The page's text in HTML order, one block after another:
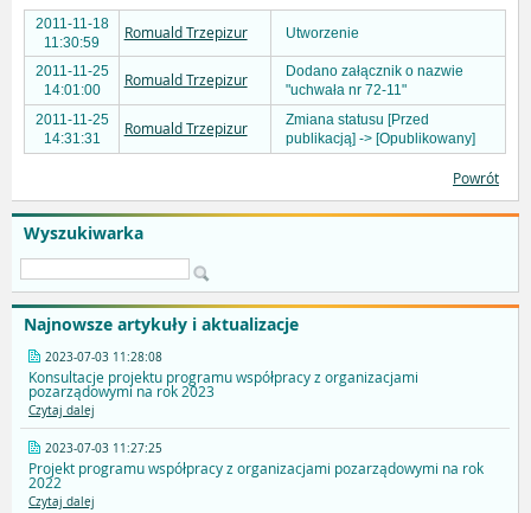
Wyszukiwarka
Najnowsze artykuły i aktualizacje
2023-07-03 11:28:08
Konsultacje projektu programu współpracy z organizacjami
pozarządowymi na rok 2023
Czytaj dalej
2023-07-03 11:27:25
Projekt programu współpracy z organizacjami pozarządowymi na rok
2022
Czytaj dalej
2011-11-18
11:30:59
Romuald Trzepizur Utworzenie
2011-11-25
14:01:00
Romuald Trzepizur
Dodano załącznik o nazwie
"uchwała nr 72-11"
2011-11-25
14:31:31
Romuald Trzepizur
Zmiana statusu [Przed
publikacją] -> [Opublikowany]
Powrót